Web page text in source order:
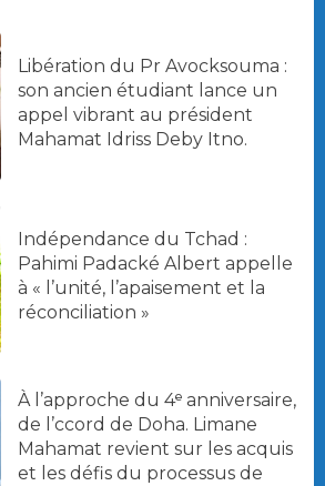
Libération du Pr Avocksouma :
son ancien étudiant lance un
appel vibrant au président
Mahamat Idriss Deby Itno.
Indépendance du Tchad :
Pahimi Padacké Albert appelle
à « l’unité, l’apaisement et la
réconciliation »
À l’approche du 4ᵉ anniversaire,
de l’ccord de Doha. Limane
Mahamat revient sur les acquis
et les défis du processus de